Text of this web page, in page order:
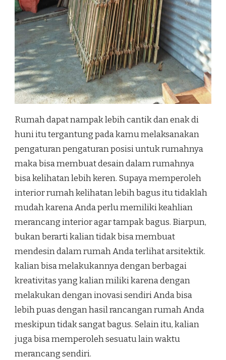
Rumah dapat nampak lebih cantik dan enak di
huni itu tergantung pada kamu melaksanakan
pengaturan pengaturan posisi untuk rumahnya
maka bisa membuat desain dalam rumahnya
bisa kelihatan lebih keren. Supaya memperoleh
interior rumah kelihatan lebih bagus itu tidaklah
mudah karena Anda perlu memiliki keahlian
merancang interior agar tampak bagus. Biarpun,
bukan berarti kalian tidak bisa membuat
mendesin dalam rumah Anda terlihat arsitektik.
kalian bisa melakukannya dengan berbagai
kreativitas yang kalian miliki karena dengan
melakukan dengan inovasi sendiri Anda bisa
lebih puas dengan hasil rancangan rumah Anda
meskipun tidak sangat bagus. Selain itu, kalian
juga bisa memperoleh sesuatu lain waktu
merancang sendiri.